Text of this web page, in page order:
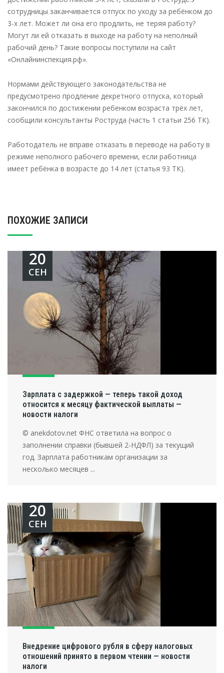
сотрудницы заканчивается отпуск по уходу за ребёнком до
3-х лет. Может ли она его продлить, не теряя работу?
Могут ли ей отказать в выходе на работу на неполный
рабочий день? Такие вопросы поступили на сайт
«Онлайнинспекция.рф».
Нормами действующего законодательства не
предусмотрено продление декретного отпуска, который
закончился по достижении ребенком возраста трёх лет,
сообщили консультанты Роструда (часть 1 статьи 256 ТК).
Работодатель не вправе отказать в переводе на работу в
режиме неполного рабочего времени, если работница
имеет ребёнка в возрасте до 14 лет (статья 93 ТК).
ПОХОЖИЕ ЗАПИСИ
Зарплата с задержкой — теперь такой доход
относится к месяцу фактической выплаты —
новости налоги
20
СЕН
© anekdotov.net ФНС ответила на вопрос о
заполнении справки (бывшей 2-НДФЛ) за текущий
год. Зарплата работникам организации за
несколько месяцев ...
Внедрение цифрового рубля в сферу налоговых
отношений принято в первом чтении — новости
налоги
20
СЕН